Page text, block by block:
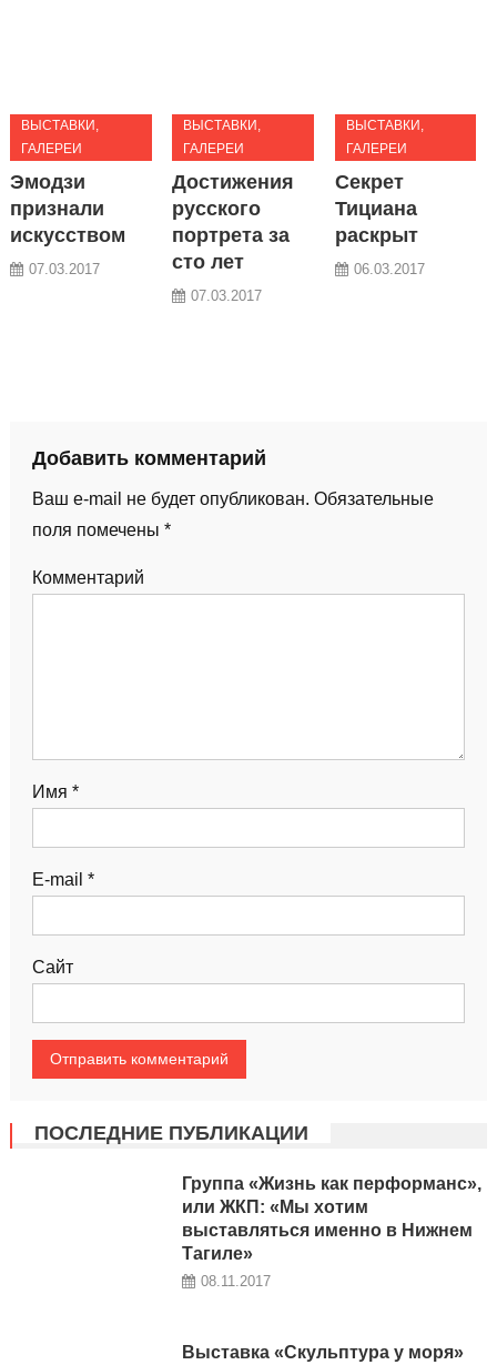
ВЫСТАВКИ,
ГАЛЕРЕИ
Эмодзи
признали
искусством
07.03.2017
ВЫСТАВКИ,
ГАЛЕРЕИ
Достижения
русского
портрета за
сто лет
07.03.2017
ВЫСТАВКИ,
ГАЛЕРЕИ
Секрет
Тициана
раскрыт
06.03.2017
Добавить комментарий
Ваш e-mail не будет опубликован. Обязательные
поля помечены *
Комментарий
Имя *
E-mail *
Сайт
ПОСЛЕДНИЕ ПУБЛИКАЦИИ
Группа «Жизнь как перформанс»,
или ЖКП: «Мы хотим
выставляться именно в Нижнем
Тагиле»
08.11.2017
Выставка «Скульптура у моря»